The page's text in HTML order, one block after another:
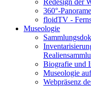
Redesign der
360°-
floidTV -
Museologie
Biografie und
Museologie
Webpräsenz